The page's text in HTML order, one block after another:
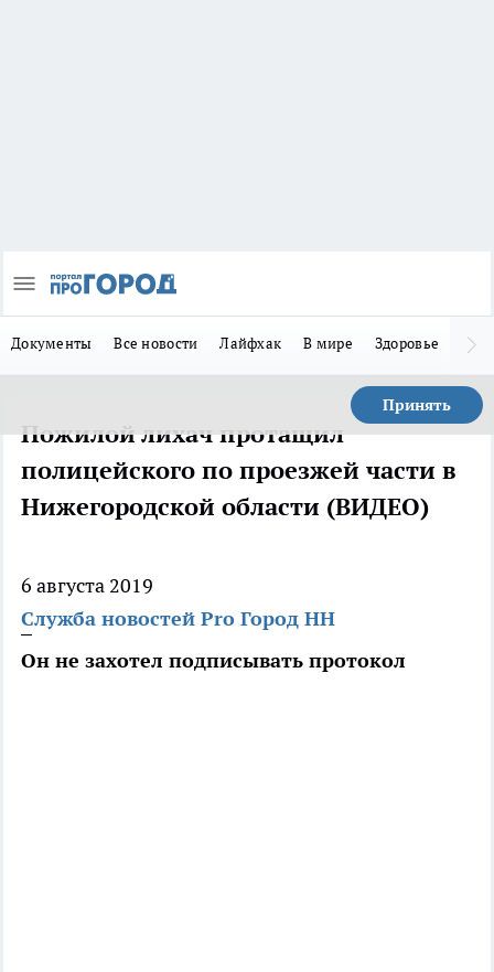
Документы Все новости Лайфхак В мире Здоровье
Принять
Пожилой лихач протащил
полицейского по проезжей части в
Нижегородской области (ВИДЕО)
6 августа 2019
Служба новостей Pro Город НН
Он не захотел подписывать протокол